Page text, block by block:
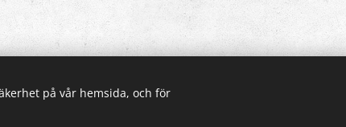
© 2021 Alla rättigheter reserverade för TinaJakobssonArt.
på vår hemsida, och för